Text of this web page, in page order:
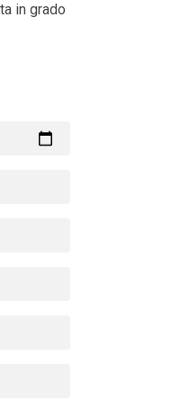
in grado